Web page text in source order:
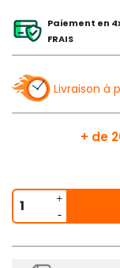
Paiement en
FRAIS
Livraison à
+ de